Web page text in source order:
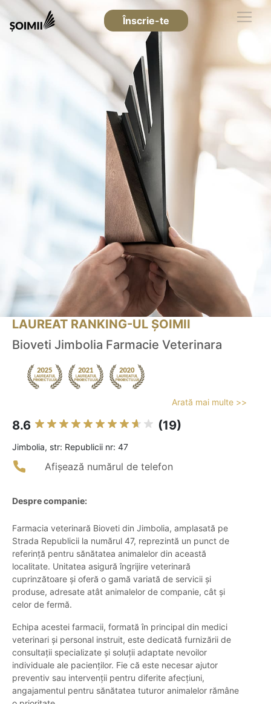
Înscrie-te
LAUREAT RANKING-UL ȘOIMII
Bioveti Jimbolia Farmacie Veterinara
Arată mai multe >>
8.6 (19)
Jimbolia, str: Republicii nr: 47
Afișează numărul de telefon
Despre companie:
Farmacia veterinară Bioveti din Jimbolia, amplasată pe
Strada Republicii la numărul 47, reprezintă un punct de
referință pentru sănătatea animalelor din această
localitate. Unitatea asigură îngrijire veterinară
cuprinzătoare și oferă o gamă variată de servicii și
produse, adresate atât animalelor de companie, cât și
celor de fermă.
Echipa acestei farmacii, formată în principal din medici
veterinari și personal instruit, este dedicată furnizării de
consultații specializate și soluții adaptate nevoilor
individuale ale pacienților. Fie că este necesar ajutor
preventiv sau intervenții pentru diferite afecțiuni,
angajamentul pentru sănătatea tuturor animalelor rămâne